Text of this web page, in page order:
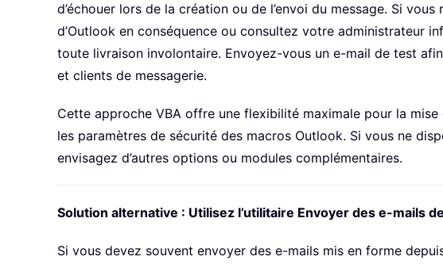
d’échouer lors de la création ou de l’envoi du message. Si
d’Outlook en conséquence ou consultez votre administrateur
toute livraison involontaire. Envoyez-vous un e-mail de test
et clients de messagerie.
Cette approche VBA offre une flexibilité maximale pour la
les paramètres de sécurité des macros Outlook. Si vous ne
envisagez d’autres options ou modules complémentaires.
Solution alternative : Utilisez l’utilitaire Envoyer des e-mails
Si vous devez souvent envoyer des e-mails mis en forme